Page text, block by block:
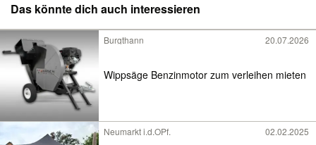
Das könnte dich auch interessieren
Burgthann 20.07.2026
Wippsäge Benzinmotor zum verleihen mieten
Neumarkt i.d.OPf. 02.02.2025